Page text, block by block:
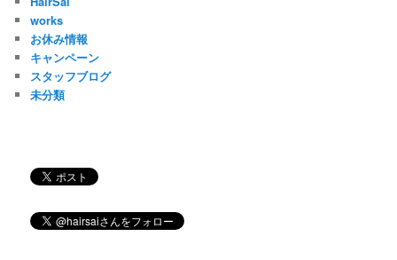
works
お休み情報
キャンペーン
スタッフブログ
未分類